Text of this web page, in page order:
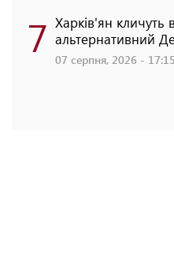
7 Харків'ян кличуть
альтернативний
07 серпня, 2026 - 17:15